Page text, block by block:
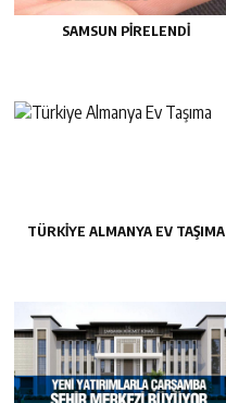
SAMSUN PIRELENDI
TÜRKIYE ALMANYA EV TAŞIMA